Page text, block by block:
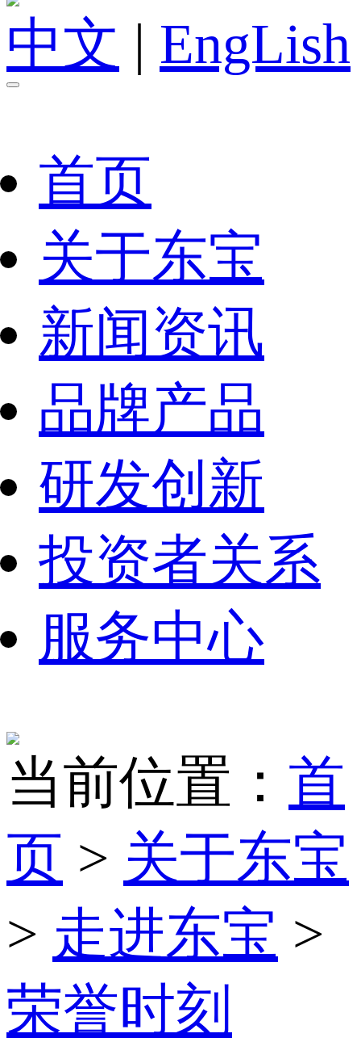
中文 | EngLish
首页
关于东宝
新闻资讯
品牌产品
研发创新
投资者关系
服务中心
当前位置： 首
页 > 关于东宝
> 走进东宝 >
荣誉时刻